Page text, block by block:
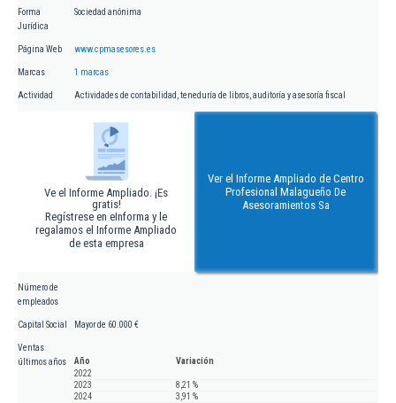
Forma
Jurídica
Sociedad anónima
Página Web www.cpmasesores.es
Marcas 1 marcas
Actividad Actividades de contabilidad, teneduría de libros, auditoría y asesoría fiscal
Ve el Informe Ampliado. ¡Es
gratis!
Regístrese en eInforma y le
regalamos el Informe Ampliado
de esta empresa
Ver el Informe Ampliado de Centro
Profesional Malagueño De
Asesoramientos Sa
Número de
empleados
Capital Social Mayor de 60.000 €
Ventas
últimos años
Año
Variación
2022
2023
8,21 %
2024
3,91 %